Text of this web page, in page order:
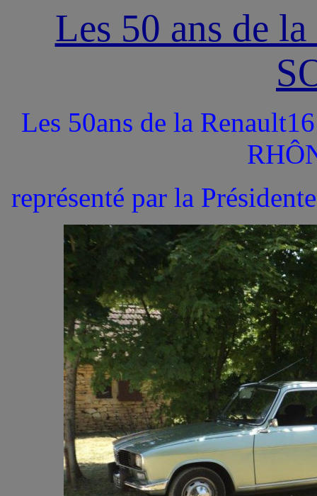
Les 50 ans de
Les 50ans de la
représenté par la